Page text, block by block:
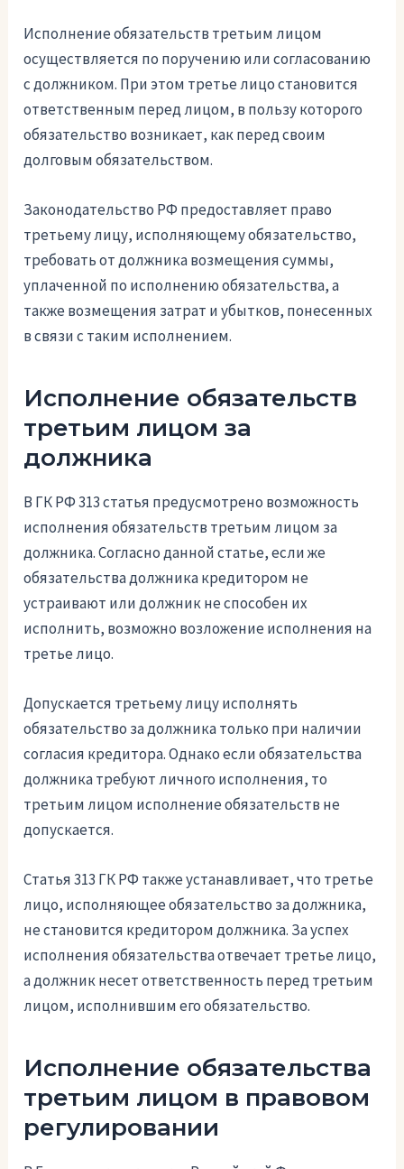
Исполнение обязательств третьим лицом
осуществляется по поручению или согласованию
с должником. При этом третье лицо становится
ответственным перед лицом, в пользу которого
обязательство возникает, как перед своим
долговым обязательством.
Законодательство РФ предоставляет право
третьему лицу, исполняющему обязательство,
требовать от должника возмещения суммы,
уплаченной по исполнению обязательства, а
также возмещения затрат и убытков, понесенных
в связи с таким исполнением.
Исполнение обязательств
третьим лицом за
должника
В ГК РФ 313 статья предусмотрено возможность
исполнения обязательств третьим лицом за
должника. Согласно данной статье, если же
обязательства должника кредитором не
устраивают или должник не способен их
исполнить, возможно возложение исполнения на
третье лицо.
Допускается третьему лицу исполнять
обязательство за должника только при наличии
согласия кредитора. Однако если обязательства
должника требуют личного исполнения, то
третьим лицом исполнение обязательств не
допускается.
Статья 313 ГК РФ также устанавливает, что третье
лицо, исполняющее обязательство за должника,
не становится кредитором должника. За успех
исполнения обязательства отвечает третье лицо,
а должник несет ответственность перед третьим
лицом, исполнившим его обязательство.
Исполнение обязательства
третьим лицом в правовом
регулировании